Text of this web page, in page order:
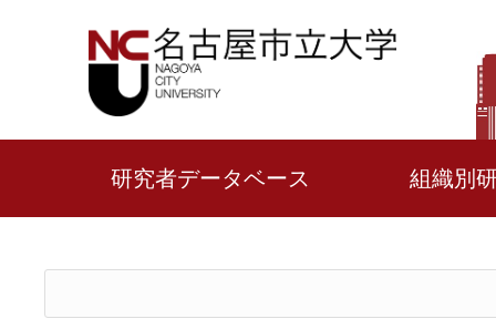
研究者データベース 組織別